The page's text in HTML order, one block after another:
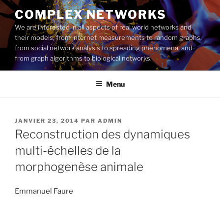
Aller
au
contenu
principal
COMPLEX NETWORKS
We are interested in all aspects of real world networks and
their models, from internet measurements to random graphs,
from social network analysis to spreading phenomena, and
from graph algorithms to biological networks.
Menu
PUBLIÉ
LE
JANVIER 23, 2014 PAR ADMIN
Reconstruction des dynamiques
multi-échelles de la
morphogenèse animale
Emmanuel Faure